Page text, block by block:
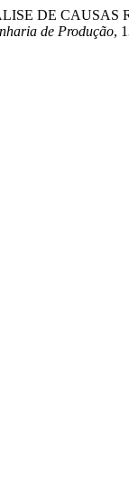
DE
de Produção,